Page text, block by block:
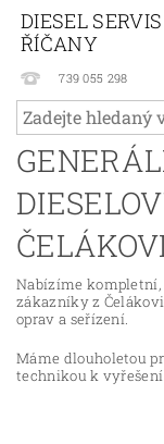
DIESEL SERVIS
ŘÍČANY
739 055 298
Nabízíme
zákazníky z
oprav a seřízení.
Máme dlouholetou
technikou k vyřešení